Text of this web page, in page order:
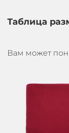
Таблица
Вам может